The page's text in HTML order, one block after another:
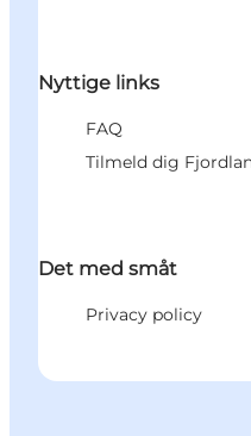
Nyttige links
FAQ
Tilmeld dig
Det med småt
Privacy policy